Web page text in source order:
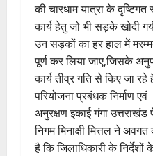
की चारधाम यात्रा के दृष्टिगत
कार्य हेतु जो भी सड़के खोदी
उन सड़कों का हर हाल में
पूर्ण कर लिया जाए,जिसके
कार्य तीव्र गति से किए जा रहे
परियोजना प्रबंधक निर्माण एवं
अनुरक्षण इकाई गंगा
निगम मिनाक्षी मित्तल ने अवगत
है कि जिलाधिकारी के निर्देशों